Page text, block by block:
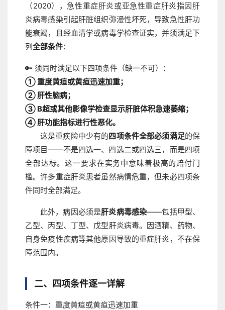
（2020），急性重症肝炎或亚急性重症肝炎指因肝
炎病毒感染引起肝脏组织弥漫性坏死，导致急性肝功
能衰竭，且经血清学或病毒学检查证实，并须满足下
列全部条件：
🔑 须同时满足以下四项条件（缺一不可）：
① 重度黄疸或黄疸迅速加重；
② 肝性脑病；
③ B超或其他影像学检查显示肝脏体积急速萎缩；
④ 肝功能指标进行性恶化。
这是重疾险中少有的四项条件全部必须满足的保
障项目——不是四选一、四选二或四选三，而是四项
全部达标。这一要求在实务中意味着极高的赔付门
槛。许多重症肝炎患者虽然病情危重，但未必四项条
件同时全部满足。
此外，病因必须是肝炎病毒感染——包括甲型、
乙型、丙型、丁型、戊型肝炎病毒。因酒精、药物、
自身免疫性疾病等其他原因导致的重症肝炎，不在保
障范围内。
二、四项条件逐一详解
条件一：重度黄疸或黄疸迅速加重